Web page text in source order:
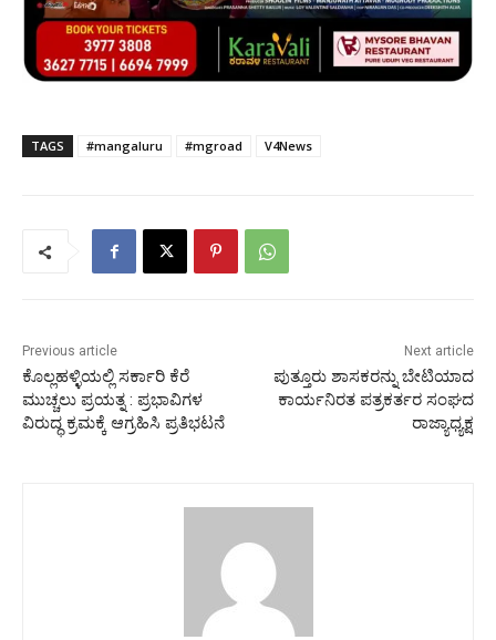
TAGS #mangaluru #mgroad V4News
Previous article
ಕೊಲ್ಲಹಳ್ಳಿಯಲ್ಲಿ ಸರ್ಕಾರಿ ಕೆರೆ
ಮುಚ್ಚಲು ಪ್ರಯತ್ನ : ಪ್ರಭಾವಿಗಳ
ವಿರುದ್ಧ ಕ್ರಮಕ್ಕೆ ಆಗ್ರಹಿಸಿ ಪ್ರತಿಭಟನೆ
Next article
ಪುತ್ತೂರು ಶಾಸಕರನ್ನು ಬೇಟಿಯಾದ
ಕಾರ್ಯನಿರತ ಪತ್ರಕರ್ತರ ಸಂಘದ
ರಾಜ್ಯಾಧ್ಯಕ್ಷ